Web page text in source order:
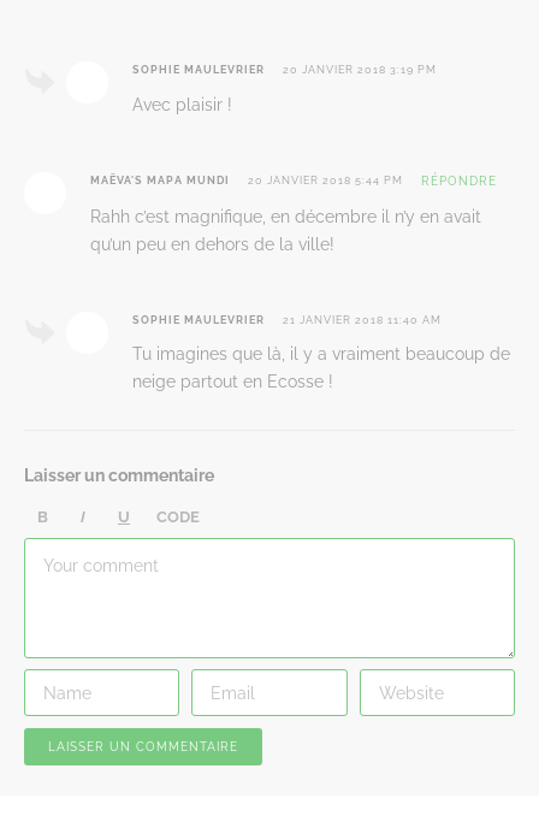
SOPHIE MAULEVRIER 20 JANVIER 2018 3:19 PM
Avec plaisir !
MAËVA'S MAPA MUNDI 20 JANVIER 2018 5:44 PM RÉPONDRE
Rahh c’est magnifique, en décembre il n’y en avait
qu’un peu en dehors de la ville!
SOPHIE MAULEVRIER 21 JANVIER 2018 11:40 AM
Tu imagines que là, il y a vraiment beaucoup de
neige partout en Ecosse !
Laisser un commentaire
B I U CODE